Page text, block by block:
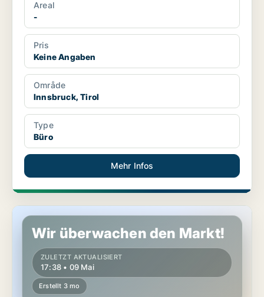
Areal
-
Pris
Keine Angaben
Område
Innsbruck, Tirol
Type
Büro
Mehr Infos
Restaurant in Innsbruck, Tirol
Wir überwachen den Markt!
ZULETZT AKTUALISIERT
17:38 • 09 Mai
Erstellt 3 mo